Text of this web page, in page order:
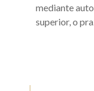
mediante
superior, o